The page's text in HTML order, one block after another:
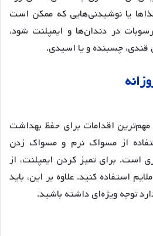
یا نوشیدنی‌هایی که ممکن است
در دندان‌ها و ایمپلنت شود،
قندی، چسبنده و یا اسیدی.
اقدامات برای حفظ بهداشت
از مسواک نرم و مسواک زدن
است. برای تمیز کردن ایمپلنت، از
استفاده کنید. علاوه بر این، باید
توجه ویژه‌ای داشته باشید.